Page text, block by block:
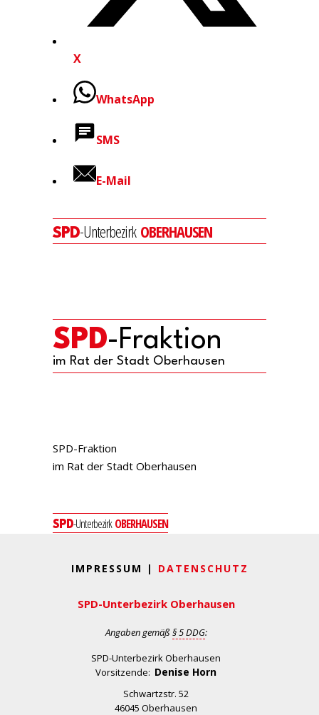
X
WhatsApp
SMS
E-Mail
SPD-Unterbezirk OBERHAUSEN
SPD-Fraktion
im Rat der Stadt Oberhausen
SPD-Fraktion
im Rat der Stadt Oberhausen
SPD-Unterbezirk OBERHAUSEN
IMPRESSUM | DATENSCHUTZ
SPD-Unterbezirk Oberhausen
Angaben gemäß § 5 DDG:
SPD-Unterbezirk Oberhausen
Vorsitzende: Denise Horn
Schwartzstr. 52
46045 Oberhausen